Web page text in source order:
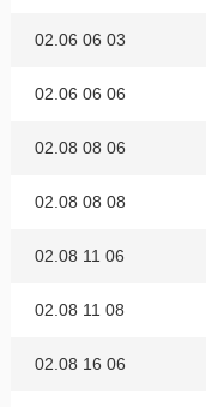
02.06 06 03
02.06 06 06
02.08 08 06
02.08 08 08
02.08 11 06
02.08 11 08
02.08 16 06